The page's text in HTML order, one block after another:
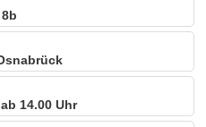
14.00 Uhr